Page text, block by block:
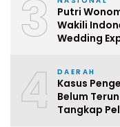
3
Putri
Wakili
Wedding
4 DAERAH
Kasus
Belum
Tangkap